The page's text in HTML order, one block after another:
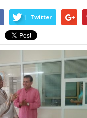
Twitter